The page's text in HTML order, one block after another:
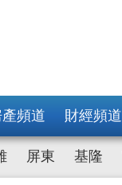
產頻道 財經頻道
屏東 基隆